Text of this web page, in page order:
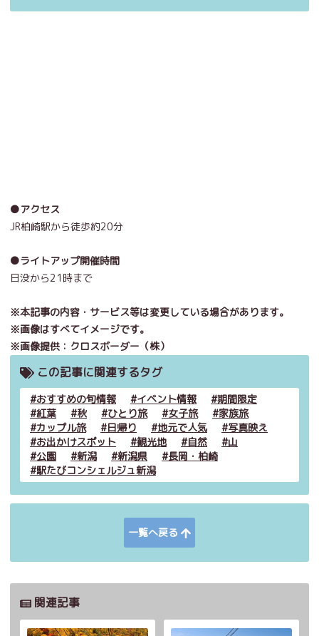
●アクセス
JR柏崎駅から徒歩約20分
●ライトアップ開催時間
日没から21時まで
※本記事の内容・サービス等は変更している場合があります。
※画像はすべてイメージです。
※画像提供：クロスボーダー（株）
この記事に関連するタグ
おすすめの旬情報 イベント情報
期間限定
紅葉
秋 ひとり旅 女子旅
家族旅
カップル旅
日帰り 地元で人気
写真映え
お出かけスポット
観光地 自然
山
公園
新潟 新潟県
長岡・柏崎
駅たびコンシェルジュ新潟
一覧へ戻る
関連記事